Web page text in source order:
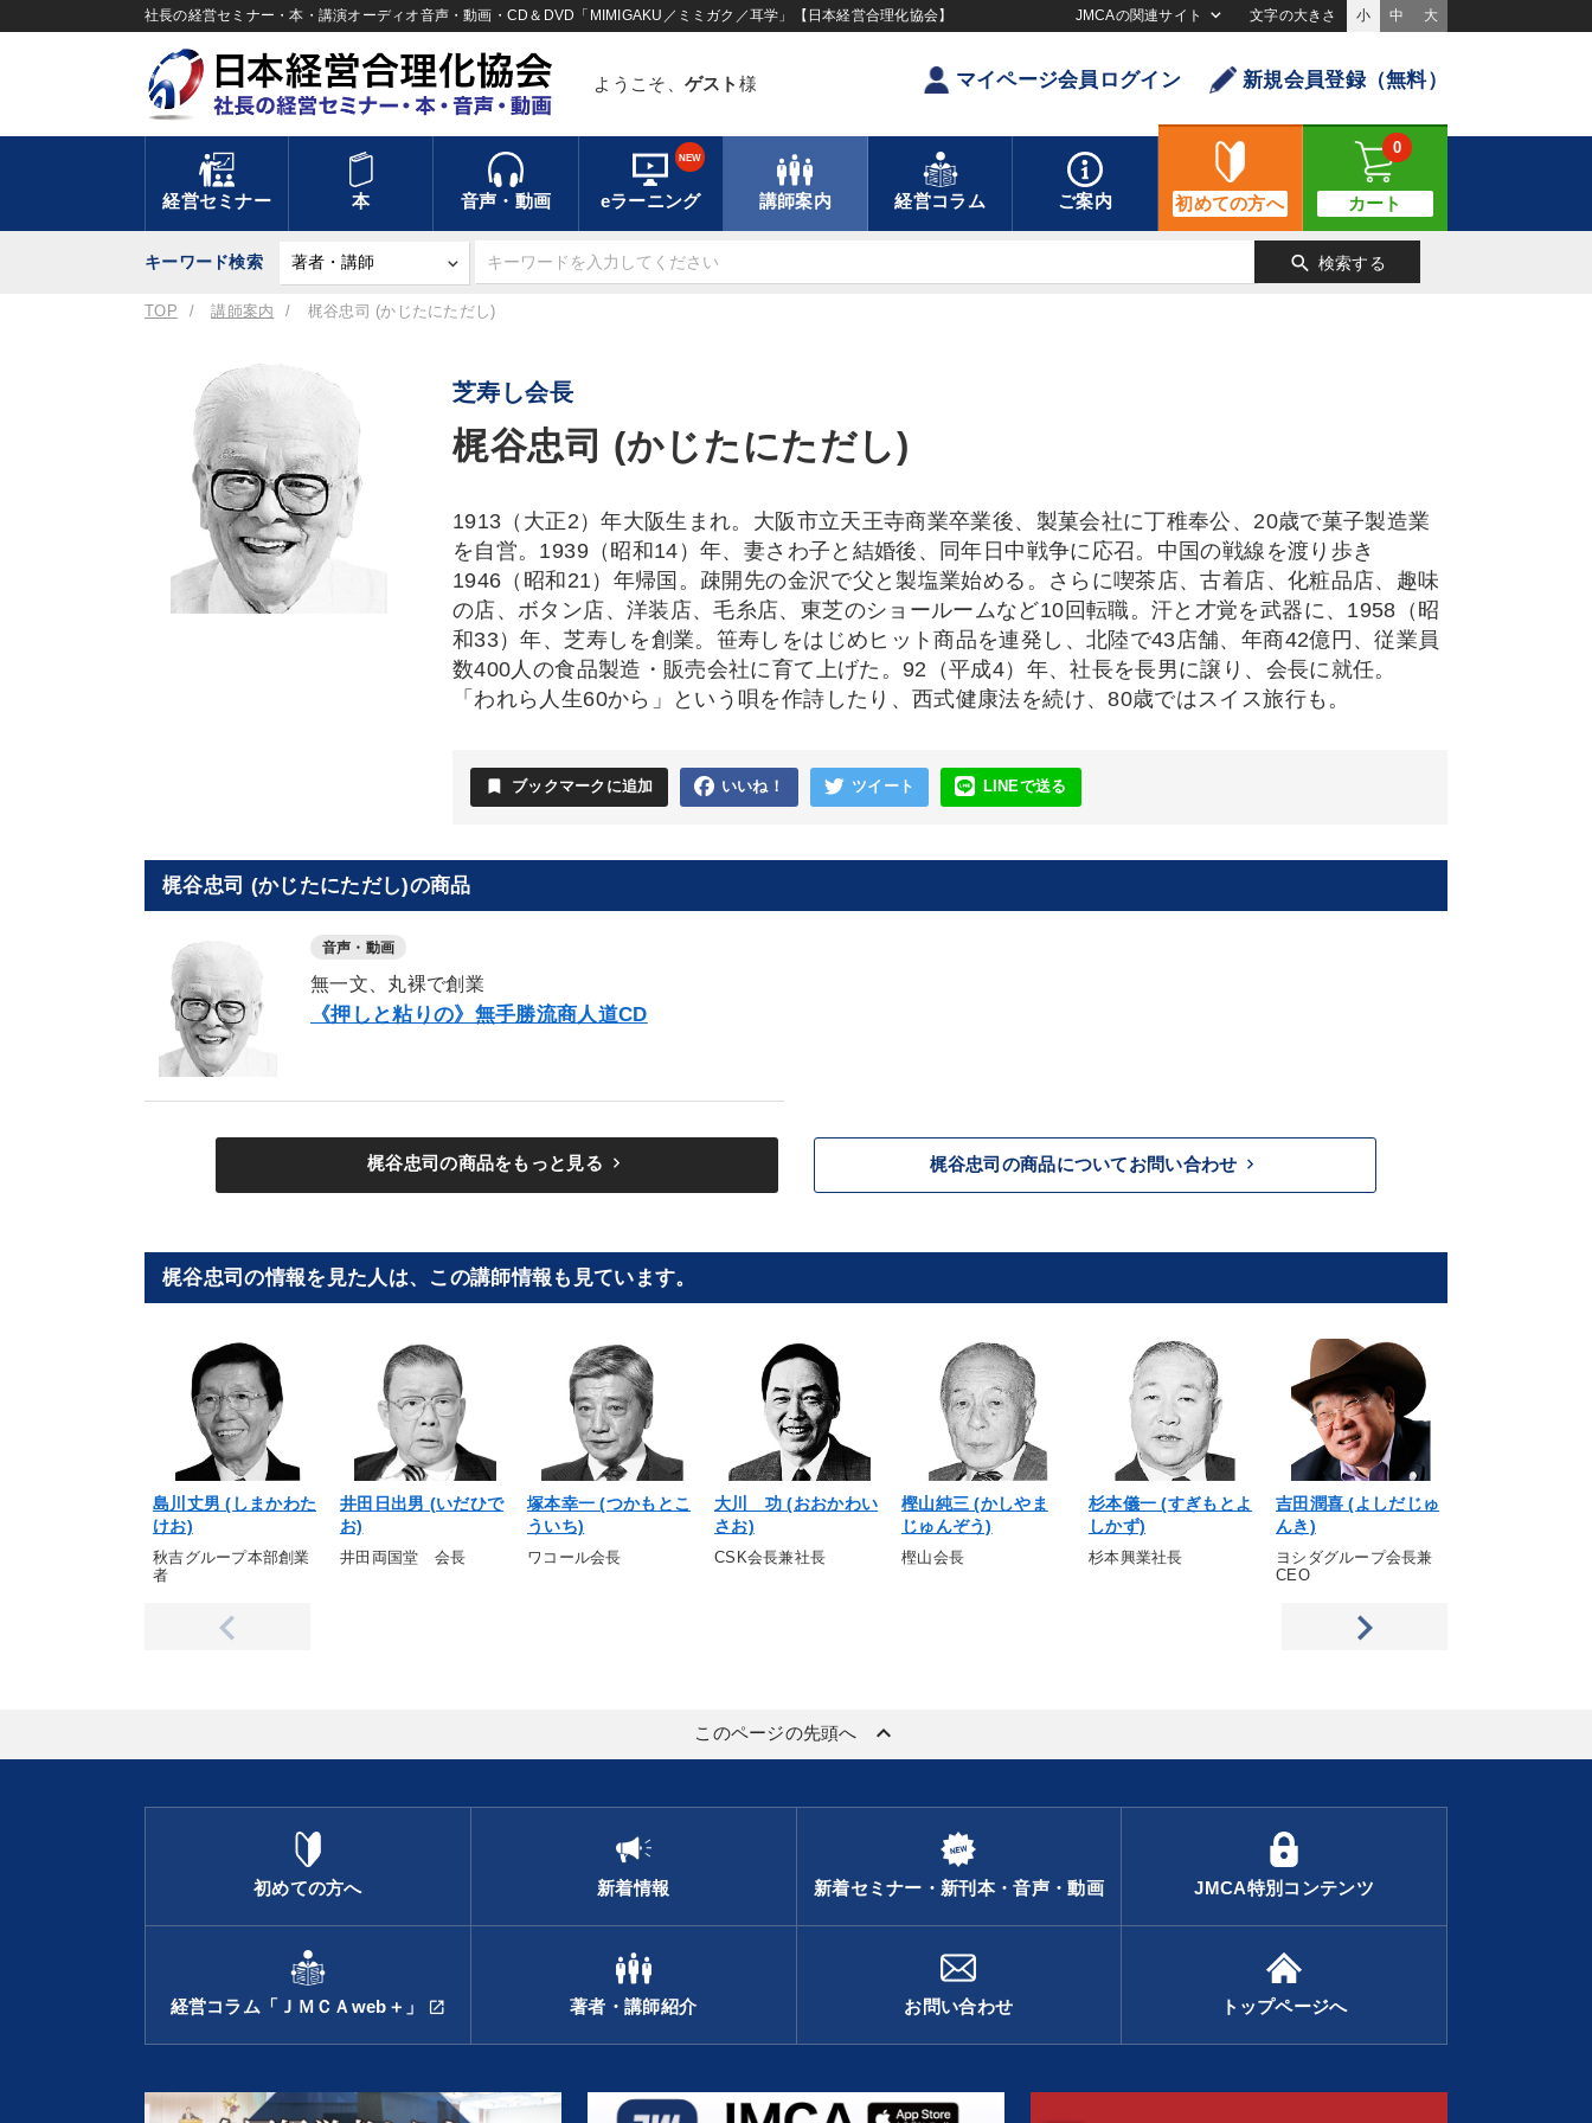
社長の経営セミナー・本・講演オーディオ音声・動画・CD＆DVD「MIMIGAKU／ミミガク／耳学」【日本経営合理化協会】 JMCAの関連サイト 文字の大きさ 小 中 大
ようこそ、 ゲスト 様 マイページ会員ログイン 新規会員登録（無料）
経営セミナー 本 音声・動画 eラーニング
NEW
講師案内 経営コラム ご案内 初めての方へ カート
0
キーワード検索 search 検索する
TOP 講師案内 梶谷忠司 (かじたにただし)
芝寿し会長
梶谷忠司 (かじたにただし)
1913（大正2）年大阪生まれ。大阪市立天王寺商業卒業後、製菓会社に丁稚奉公、20歳で菓子製造業
を自営。1939（昭和14）年、妻さわ子と結婚後、同年日中戦争に応召。中国の戦線を渡り歩き
1946（昭和21）年帰国。疎開先の金沢で父と製塩業始める。さらに喫茶店、古着店、化粧品店、趣味
の店、ボタン店、洋装店、毛糸店、東芝のショールームなど10回転職。汗と才覚を武器に、1958（昭
和33）年、芝寿しを創業。笹寿しをはじめヒット商品を連発し、北陸で43店舗、年商42億円、従業員
数400人の食品製造・販売会社に育て上げた。92（平成4）年、社長を長男に譲り、会長に就任。
「われら人生60から」という唄を作詩したり、西式健康法を続け、80歳ではスイス旅行も。
bookmark ブックマークに追加 いいね！ ツイート LINEで送る
梶谷忠司 (かじたにただし)の商品
音声・動画
無一文、丸裸で創業
《押しと粘りの》無手勝流商人道CD
梶谷忠司の商品をもっと見る keyboard_arrow_right 梶谷忠司の商品についてお問い合わせ keyboard_arrow_right
梶谷忠司の情報を見た人は、この講師情報も見ています。
島川丈男 (しまかわた
けお)
秋吉グループ本部創業
者
井田日出男 (いだひで
お)
井田両国堂 会長
塚本幸一 (つかもとこ
ういち)
ワコール会長
大川 功 (おおかわい
さお)
CSK会長兼社長
樫山純三 (かしやま
じゅんぞう)
樫山会長
杉本儀一 (すぎもとよ
しかず)
杉本興業社長
吉田潤喜 (よしだじゅ
んき)
ヨシダグループ会長兼
CEO
このページの先頭へ keyboard_arrow_up
初めての方へ 新着情報 新着セミナー・新刊本・音声・動画 JMCA特別コンテンツ
経営コラム「ＪＭＣＡweb＋」 open_in_new 著者・講師紹介 お問い合わせ トップページへ